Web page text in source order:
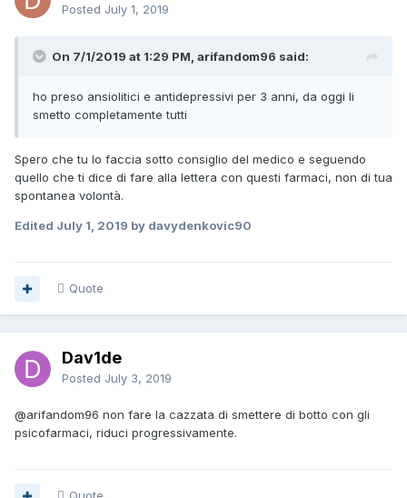
Posted July 1, 2019
On 7/1/2019 at 1:29 PM, arifandom96 said:
ho preso ansiolitici e antidepressivi per 3 anni, da oggi li
smetto completamente tutti
Spero che tu lo faccia sotto consiglio del medico e seguendo
quello che ti dice di fare alla lettera con questi farmaci, non di tua
spontanea volontà.
Edited July 1, 2019 by davydenkovic90
Quote
Dav1de
Posted July 3, 2019
@arifandom96 non fare la cazzata di smettere di botto con gli
psicofarmaci, riduci progressivamente.